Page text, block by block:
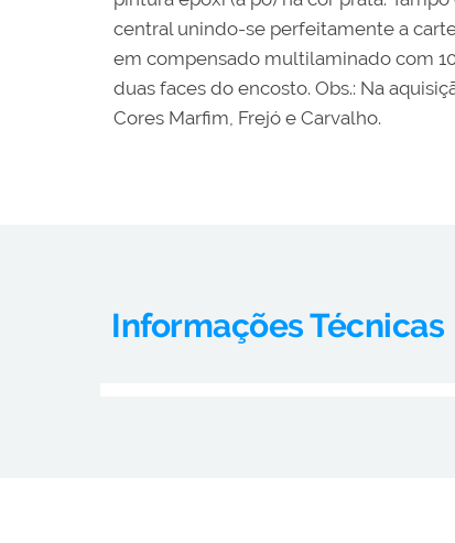
central unindo-se perfeitamente a
em compensado multilaminado com
duas faces do encosto. Obs.: Na
Cores Marfim, Frejó e Carvalho.
Informações Técnicas